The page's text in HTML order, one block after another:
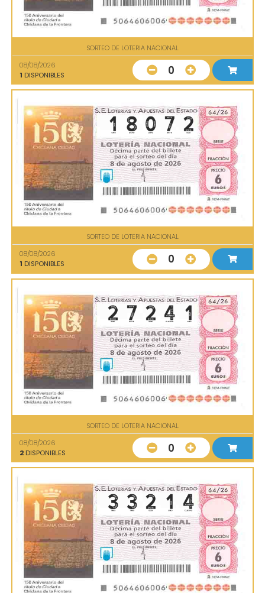
SORTEO DE LOTERIA NACIONAL
08/08/2026
1 DISPONIBLES 0
SORTEO DE LOTERIA NACIONAL
08/08/2026
1 DISPONIBLES 0
SORTEO DE LOTERIA NACIONAL
08/08/2026
2 DISPONIBLES 0